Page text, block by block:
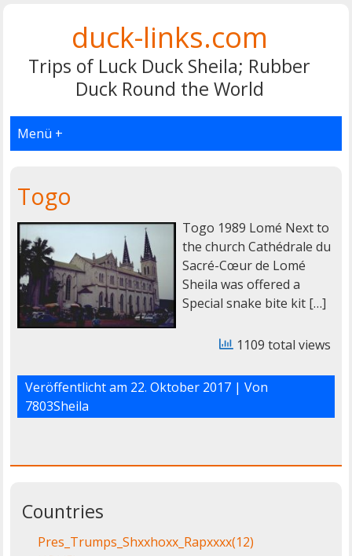
duck-links.com
Trips of Luck Duck Sheila; Rubber
Duck Round the World
Menü +
Togo
Togo 1989 Lomé Next to
the church Cathédrale du
Sacré-Cœur de Lomé
Sheila was offered a
Special snake bite kit […]
1109 total views
Veröffentlicht am 22. Oktober 2017| Von
7803Sheila
Countries
Pres_Trumps_Shxxhoxx_Rapxxxx(12)